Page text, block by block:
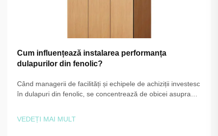
Cum influențează instalarea performanța
dulapurilor din fenolic?
Când managerii de facilități și echipele de achiziții investesc
în dulapuri din fenolic, se concentrează de obicei asupra
este procesul de instalare în sine — și acest lucru ov...
VEDEȚI MAI MULT